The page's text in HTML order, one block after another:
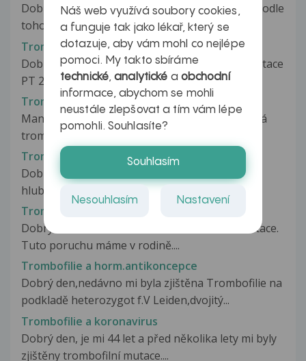
Dobrý den, byla mi zjištěna leidenská mutace. Podle
toho, že to znamená větší...
Trombofilie a Azalia
Dobrý den, byla u mě objevena trombofilie- mutace
PT 20210A heterozygot a byly...
Trombofilie a děti
Manželovi (29 let) byla nedávno zjištěna dědičná
trombofilie, Leidenská mutace,...
Trombofilie a dlouhý let
Dobrý den, prodělala jsem v 17ti letech
hlubokožilní trombózu LHK a plicní...
Trombofilie a gravidita
Dobrý den, mám dotaz ohledně Leidenské mutace.
Tuto poruchu máme v rodině....
Trombofilie a horm.antikoncepce
Dobrý den,nedávno mi byla zjištěna Trombofilie na
podkladě heterozygot f.V Leiden,dvojitý...
Trombofilie a koronavirus
Dobrý den, je mi 44 let a před několika lety mi byly
zjištěny trombofilní mutace....
Náš web využívá soubory cookies,
a funguje tak jako lékař, který se
dotazuje, aby vám mohl co nejlépe
pomoci. My takto sbíráme
technické,analytické a obchodní
informace, abychom se mohli
neustále zlepšovat a tím vám lépe
pomohli. Souhlasíte?
Souhlasím
Nesouhlasím Nastavení